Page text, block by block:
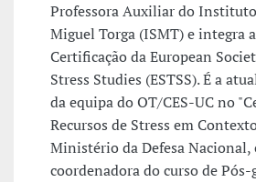
Professora Auxiliar do
Miguel Torga (ISMT) e integra
Certificação da European
Stress Studies (ESTSS). É a
da equipa do OT/CES-UC no
Recursos de Stress em
Ministério da Defesa Nacional,
coordenadora do curso de Pós-